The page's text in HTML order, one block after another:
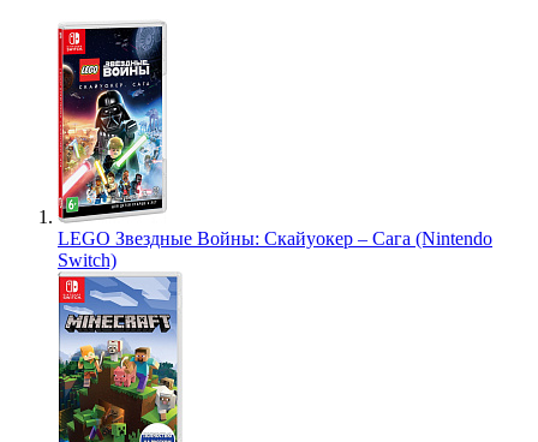
LEGO Звездные Войны: Скайуокер – Сага (Nintendo
Switch)